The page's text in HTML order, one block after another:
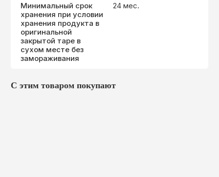
Минимальный срок
хранения при условии
хранения продукта в
оригинальной
закрытой таре в
сухом месте без
замораживания
24 мес.
С этим товаром покупают